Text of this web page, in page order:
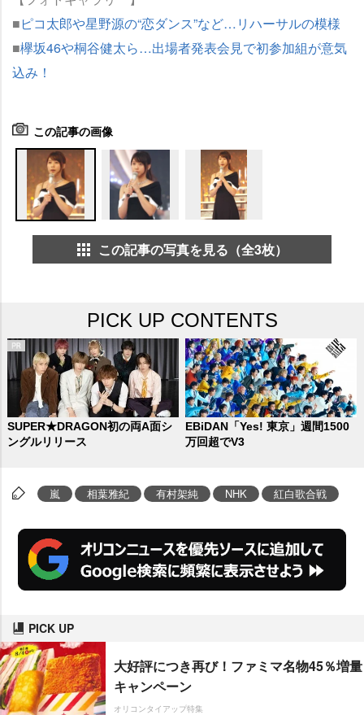
■ピコ太郎や星野源の“恋ダンス”など…リハーサルの模様
■欅坂46や桐谷健太ら…出場者発表会見で初参加組が意気
込み！
この記事の画像
この記事の写真を見る（全3枚）
PICK UP CONTENTS
SUPER★DRAGON初の両A面シ
ングルリリース
EBiDAN「Yes! 東京」週間1500
万回超でV3
嵐 相葉雅紀 有村架純 NHK 紅白歌合戦
PICK UP
大好評につき再び！ファミマ名物45％増量
キャンペーン
オリコンタイアップ特集